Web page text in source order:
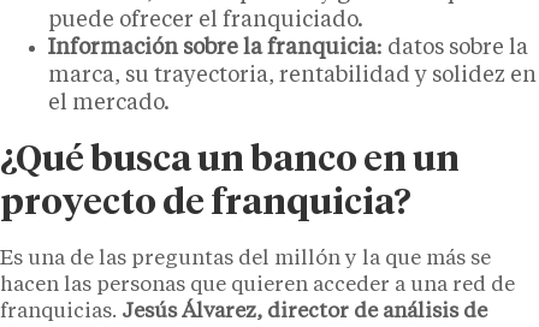
puede ofrecer el franquiciado.
Información sobre la franquicia: datos sobre la
marca, su trayectoria, rentabilidad y solidez en
el mercado.
¿Qué busca un banco en un
proyecto de franquicia?
Es una de las preguntas del millón y la que más se
hacen las personas que quieren acceder a una red de
franquicias. Jesús Álvarez, director de análisis de